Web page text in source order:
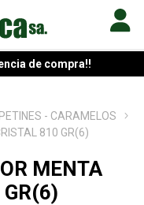
de compra!!
- CARAMELOS
810 GR(6)
MENTA